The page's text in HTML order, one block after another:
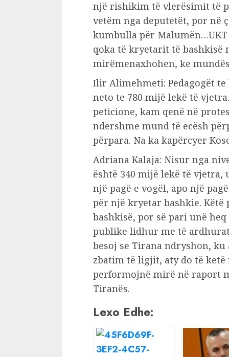
një rishikim të vlerësimit të
vetëm nga deputetët, por në
kumbulla për
qoka të kryetarit të bashkisë
mirëmenaxhohen, ke
Ilir Alimehmeti: Pedagogët
neto te 780 mijë lekë të
peticione, kam qenë në
ndershme mund të ecësh
përpara. Na ka kapërcyer
Adriana Kalaja: Nisur nga
është 340 mijë lekë të vjetra,
një pagë e vogël, apo një
për një kryetar bashkie. Këtë
bashkisë, por së pari unë
publike lidhur me të
besoj se Tirana ndryshon,
zbatim të ligjit, aty do të
performojnë mirë në raport
Tiranës.
Lexo Edhe: